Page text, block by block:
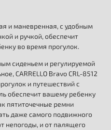
и маневренная, с удобным
и ручкой, обеспечит
во время прогулок.
сиденьем и регулируемой
CARRELLO Bravo CRL-8512
и путешествий с
обеспечит вашему ребенку
пятиточечные ремни
даже самого подвижного
непогоды, и от палящего